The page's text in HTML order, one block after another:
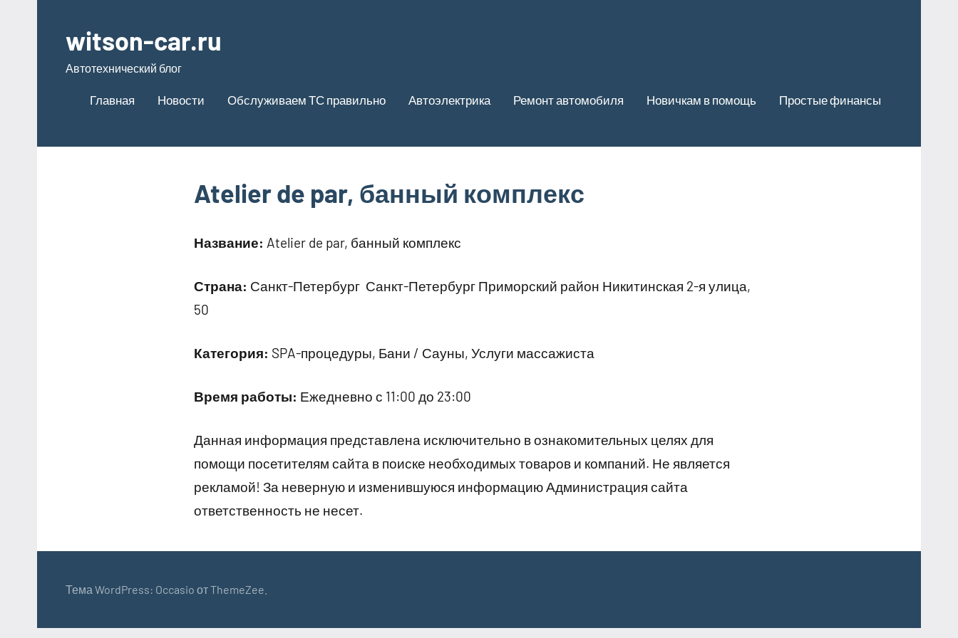
содержимому
witson-car.ru
Автотехнический блог
Главная Новости Обслуживаем ТС правильно Автоэлектрика Ремонт автомобиля Новичкам в помощь Простые финансы
Atelier de par, банный комплекс
Название: Atelier de par, банный комплекс
Страна: Санкт-Петербург Санкт-Петербург Приморский район Никитинская 2-я улица,
50
Категория: SPA-процедуры, Бани / Сауны, Услуги массажиста
Время работы: Ежедневно с 11:00 до 23:00
Данная информация представлена исключительно в ознакомительных целях для
помощи посетителям сайта в поиске необходимых товаров и компаний. Не является
рекламой! За неверную и изменившуюся информацию Администрация сайта
ответственность не несет.
Тема WordPress: Occasio от ThemeZee.